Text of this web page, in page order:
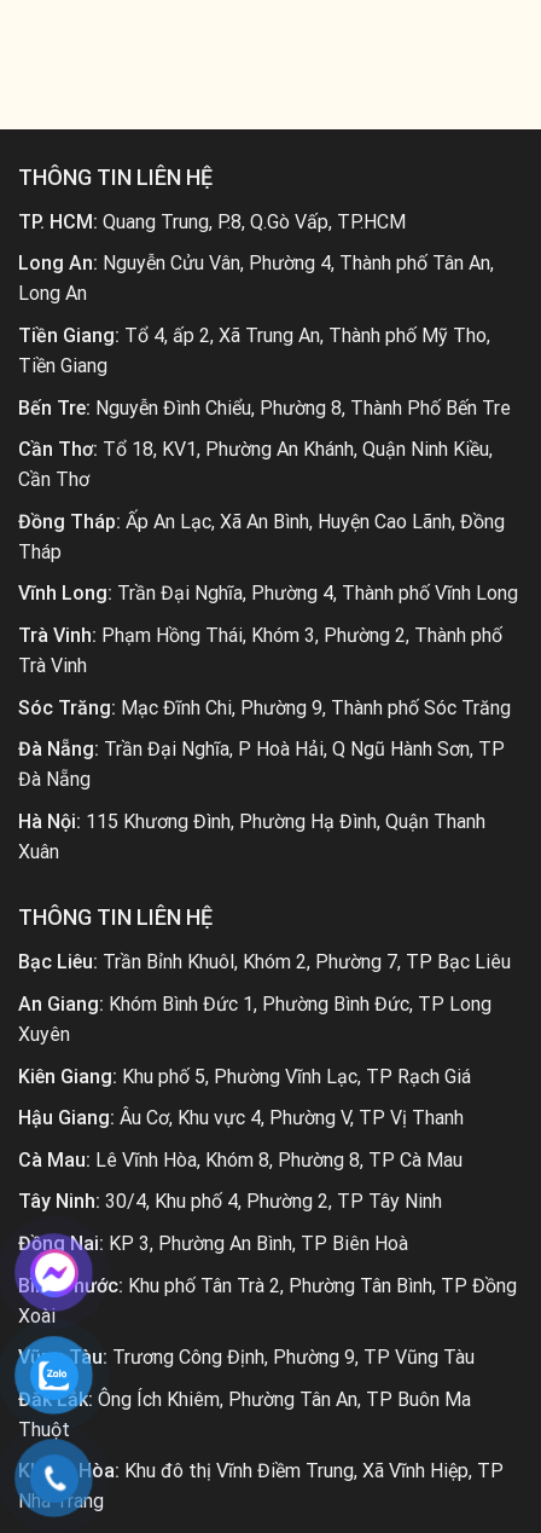
THÔNG TIN LIÊN HỆ
TP. HCM: Quang Trung, P.8, Q.Gò Vấp, TP.HCM
Long An: Nguyễn Cửu Vân, Phường 4, Thành phố Tân An,
Long An
Tiền Giang: Tổ 4, ấp 2, Xã Trung An, Thành phố Mỹ Tho,
Tiền Giang
Bến Tre: Nguyễn Đình Chiểu, Phường 8, Thành Phố Bến Tre
Cần Thơ: Tổ 18, KV1, Phường An Khánh, Quận Ninh Kiều,
Cần Thơ
Đồng Tháp: Ấp An Lạc, Xã An Bình, Huyện Cao Lãnh, Đồng
Tháp
Vĩnh Long: Trần Đại Nghĩa, Phường 4, Thành phố Vĩnh Long
Trà Vinh: Phạm Hồng Thái, Khóm 3, Phường 2, Thành phố
Trà Vinh
Sóc Trăng: Mạc Đĩnh Chi, Phường 9, Thành phố Sóc Trăng
Đà Nẵng: Trần Đại Nghĩa, P Hoà Hải, Q Ngũ Hành Sơn, TP
Đà Nẵng
Hà Nội: 115 Khương Đình, Phường Hạ Đình, Quận Thanh
Xuân
THÔNG TIN LIÊN HỆ
Bạc Liêu: Trần Bỉnh Khuôl, Khóm 2, Phường 7, TP Bạc Liêu
An Giang: Khóm Bình Đức 1, Phường Bình Đức, TP Long
Xuyên
Kiên Giang: Khu phố 5, Phường Vĩnh Lạc, TP Rạch Giá
Hậu Giang: Âu Cơ, Khu vực 4, Phường V, TP Vị Thanh
Cà Mau: Lê Vĩnh Hòa, Khóm 8, Phường 8, TP Cà Mau
Tây Ninh: 30/4, Khu phố 4, Phường 2, TP Tây Ninh
Đồng Nai: KP 3, Phường An Bình, TP Biên Hoà
Bình Phước: Khu phố Tân Trà 2, Phường Tân Bình, TP Đồng
Xoài
Vũng Tàu: Trương Công Định, Phường 9, TP Vũng Tàu
Đắk Lắk: Ông Ích Khiêm, Phường Tân An, TP Buôn Ma
Thuột
Khánh Hòa: Khu đô thị Vĩnh Điềm Trung, Xã Vĩnh Hiệp, TP
Nha Trang